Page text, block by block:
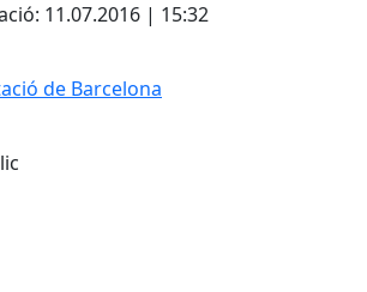
11.07.2016 | 15:32
de Barcelona